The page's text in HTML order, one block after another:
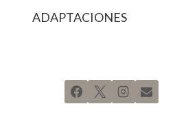
ADAPTACIONES